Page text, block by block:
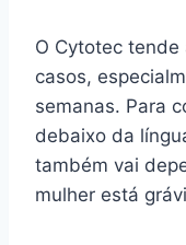
O Cytotec
casos,
semanas. Para
debaixo da
também vai
mulher está